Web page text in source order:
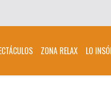
ZONA RELAX LO